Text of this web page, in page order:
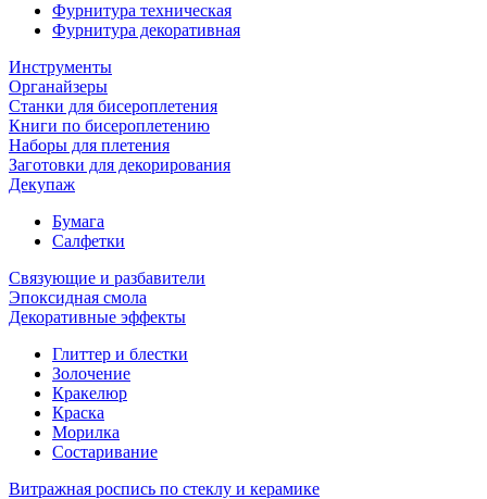
Фурнитура техническая
Фурнитура декоративная
Инструменты
Органайзеры
Станки для бисероплетения
Книги по бисероплетению
Наборы для плетения
Заготовки для декорирования
Декупаж
Бумага
Салфетки
Связующие и разбавители
Эпоксидная смола
Декоративные эффекты
Глиттер и блестки
Золочение
Кракелюр
Краска
Морилка
Состаривание
Витражная роспись по стеклу и керамике